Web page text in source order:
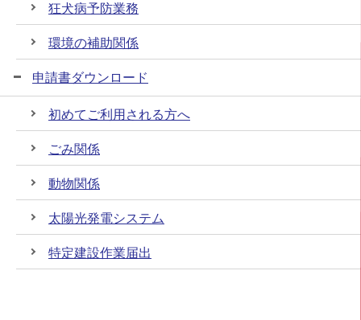
狂犬病予防業務
環境の補助関係
申請書ダウンロード
初めてご利用される方へ
ごみ関係
動物関係
太陽光発電システム
特定建設作業届出